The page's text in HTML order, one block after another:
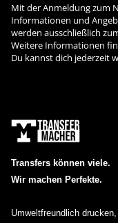
Mit der Anmeldung zum
Informationen und
werden ausschließlich
Weitere Informationen
Du kannst dich jederzeit
Transfers können viele.
Wir machen Perfekte.
Umweltfreundlich